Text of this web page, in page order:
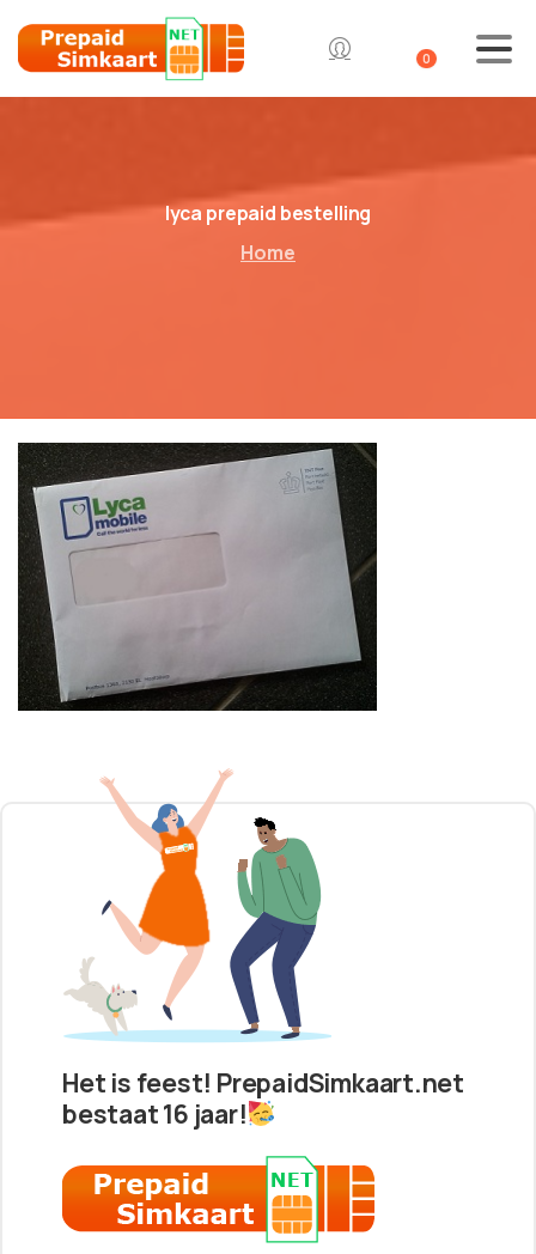
0
lyca prepaid bestelling
Home
Het is feest! PrepaidSimkaart.net
bestaat 16 jaar!